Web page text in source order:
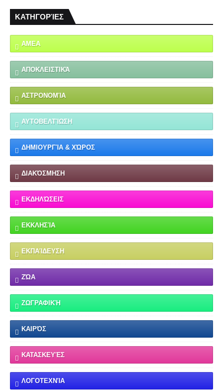
ΚΑΤΗΓΟΡΊΕΣ
ΑΜΕΑ
ΑΠΟΚΛΕΙΣΤΙΚΆ
ΑΣΤΡΟΝΟΜΊΑ
ΑΥΤΟΒΕΛΤΊΩΣΗ
ΔΗΜΙΟΥΡΓΊΑ & ΧΏΡΟΣ
ΔΙΑΚΌΣΜΗΣΗ
ΕΚΔΗΛΏΣΕΙΣ
ΕΚΚΛΗΣΊΑ
ΕΚΠΑΊΔΕΥΣΗ
ΖΏΑ
ΖΩΓΡΑΦΙΚΉ
ΚΑΙΡΌΣ
ΚΑΤΑΣΚΕΥΈΣ
ΛΟΓΟΤΕΧΝΊΑ